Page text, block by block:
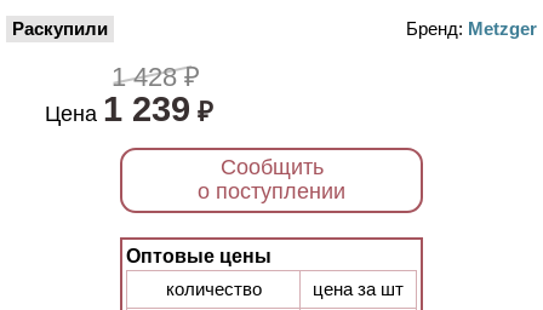
Раскупили Бренд: Metzger
1 428 ₽
Цена 1 239 ₽
Сообщить
о поступлении
Оптовые цены
количество
цена за шт